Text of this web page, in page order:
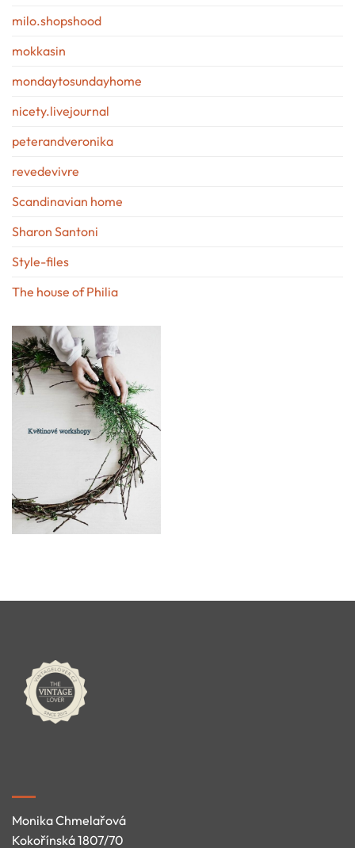
milo.shopshood
mokkasin
mondaytosundayhome
nicety.livejournal
peterandveronika
revedevivre
Scandinavian home
Sharon Santoni
Style-files
The house of Philia
Monika Chmelařová
Kokořínská 1807/70